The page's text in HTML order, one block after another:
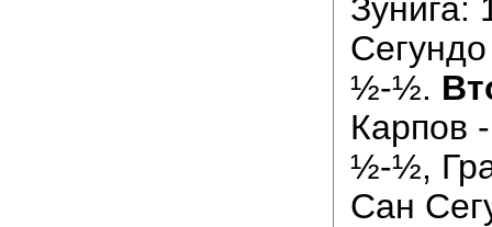
Зунига:
½-½.
Карпов
½-½,
Сан